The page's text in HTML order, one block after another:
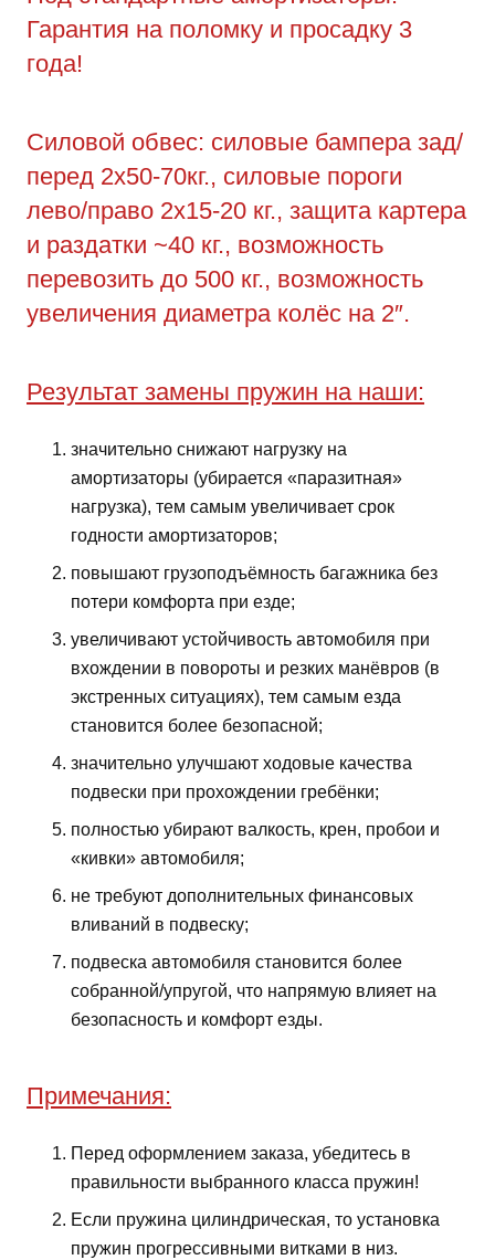
Гарантия на поломку и просадку 3
года!
Силовой обвес: силовые бампера зад/
перед 2х50-70кг., силовые пороги
лево/право 2х15-20 кг., защита картера
и раздатки ~40 кг., возможность
перевозить до 500 кг., возможность
увеличения диаметра колёс на 2″.
Результат замены пружин на наши:
значительно снижают нагрузку на
амортизаторы (убирается «паразитная»
нагрузка), тем самым увеличивает срок
годности амортизаторов;
повышают грузоподъёмность багажника без
потери комфорта при езде;
увеличивают устойчивость автомобиля при
вхождении в повороты и резких манёвров (в
экстренных ситуациях), тем самым езда
становится более безопасной;
значительно улучшают ходовые качества
подвески при прохождении гребёнки;
полностью убирают валкость, крен, пробои и
«кивки» автомобиля;
не требуют дополнительных финансовых
вливаний в подвеску;
подвеска автомобиля становится более
собранной/упругой, что напрямую влияет на
безопасность и комфорт езды.
Примечания:
Перед оформлением заказа, убедитесь в
правильности выбранного класса пружин!
Если пружина цилиндрическая, то установка
пружин прогрессивными витками в низ.